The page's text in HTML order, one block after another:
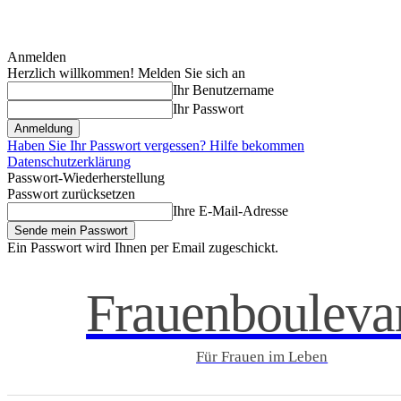
Anmelden
Herzlich willkommen! Melden Sie sich an
Ihr Benutzername
Ihr Passwort
Haben Sie Ihr Passwort vergessen? Hilfe bekommen
Datenschutzerklärung
Passwort-Wiederherstellung
Passwort zurücksetzen
Ihre E-Mail-Adresse
Ein Passwort wird Ihnen per Email zugeschickt.
Für Frauen im Leben